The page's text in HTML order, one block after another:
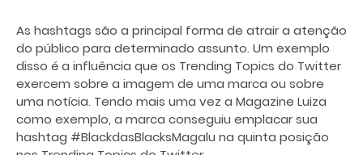
As hashtags são a principal forma de atrair a atenção
do público para determinado assunto. Um exemplo
disso é a influência que os Trending Topics do Twitter
exercem sobre a imagem de uma marca ou sobre
uma notícia. Tendo mais uma vez a Magazine Luiza
como exemplo, a marca conseguiu emplacar sua
hashtag #BlackdasBlacksMagalu na quinta posição